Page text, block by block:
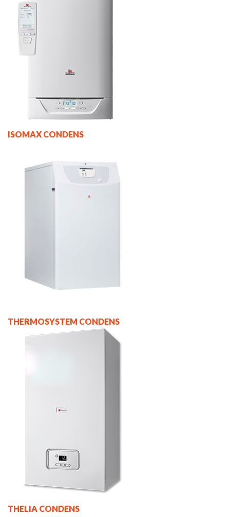
ISOMAX CONDENS
THERMOSYSTEM CONDENS
THELIA CONDENS